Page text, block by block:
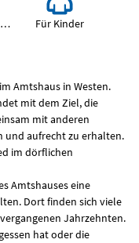
Für Kinder
Amtshaus in Westen.
mit dem Ziel, die
mit anderen
aufrecht zu erhalten.
im dörflichen
Amtshauses eine
Dort finden sich viele
Jahrzehnten.
hat oder die